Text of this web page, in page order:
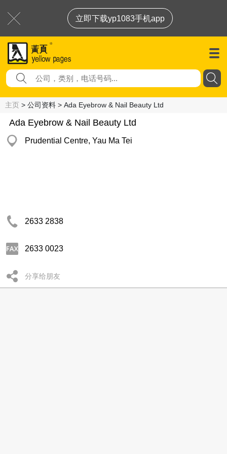
立即下载yp1083手机app
主页 > 公司资料 > Ada Eyebrow & Nail Beauty Ltd
Ada Eyebrow & Nail Beauty Ltd
Prudential Centre, Yau Ma Tei
2633 2838
2633 0023
分享给朋友